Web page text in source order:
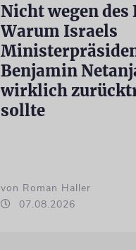
Nicht wegen des
Warum Israels
Benjamin
wirklich
sollte
von Roman Haller
07.08.2026